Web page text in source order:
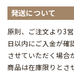
発送について
原則、ご注文より3
日以内にご入金が確
させていただく場合
商品は在庫限りとさ